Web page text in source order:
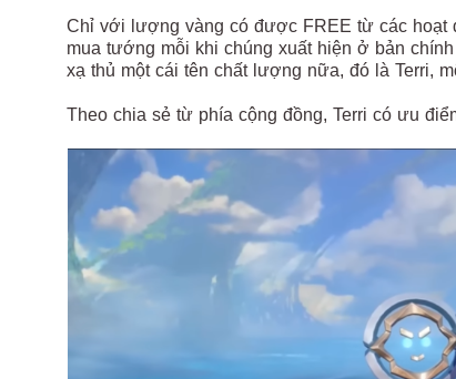
Chỉ với lượng vàng có được FREE từ các hoạt
mua tướng mỗi khi chúng xuất hiện ở bản
xạ thủ một cái tên chất lượng nữa, đó là Terri,
Theo chia sẻ từ phía cộng đồng, Terri có ưu